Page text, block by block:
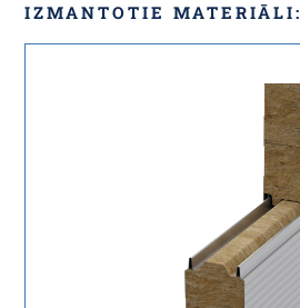
IZMANTOTIE MATERIĀLI: